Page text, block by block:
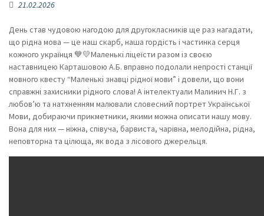
21.02.2026
День став чудовою нагодою для другокласників ще раз нагадати,
що рідна мова — це наш скарб, наша гордість і частинка серця
кожного українця 💙💛Маленькі ліцеїсти разом із своєю
наставницею Карташовою А.Б. вправно подолали непрості станції
мовного квесту “Маленькі знавці рідної мови” і довели, що вони
справжні захисники рідного слова! А інтелектуали Малинич Н.Г. з
любов’ю та натхненням малювали словесний портрет Української
Мови, добираючи прикметники, якими можна описати нашу мову.
Вона для них — ніжна, співуча, барвиста, чарівна, мелодійна, рідна,
неповторна та цілюща, як вода з лісового джерельця.